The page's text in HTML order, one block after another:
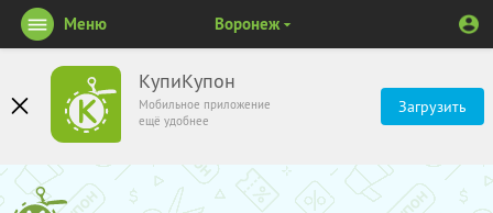
КупиКупон
Мобильное приложение
ещё удобнее
Загрузить
Меню Воронеж